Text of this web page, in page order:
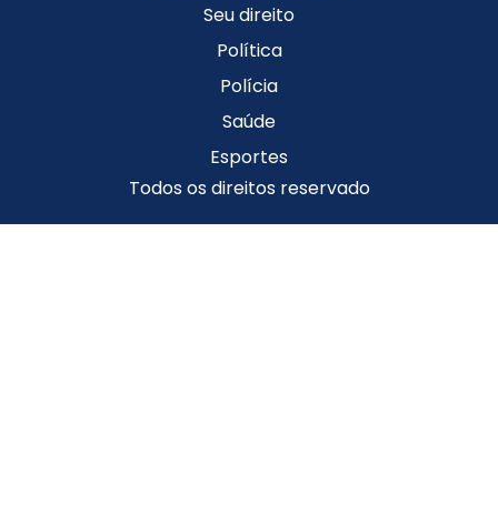
Seu direito
Política
Polícia
Saúde
Esportes
Todos os direitos reservado